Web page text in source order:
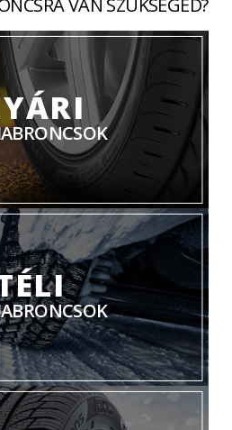
VAN SZÜKSÉGED?